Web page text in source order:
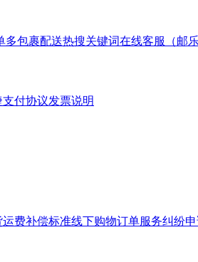
多包裹配送热搜关键词在线客服（邮乐
支付协议发票说明
运费补偿标准线下购物订单服务纠纷